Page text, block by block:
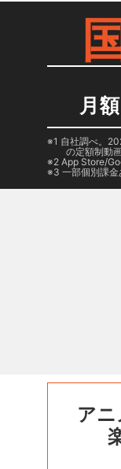
月額
1 自社調べ。
の定額制動
2 App Store/
3 一部個別課金
ア